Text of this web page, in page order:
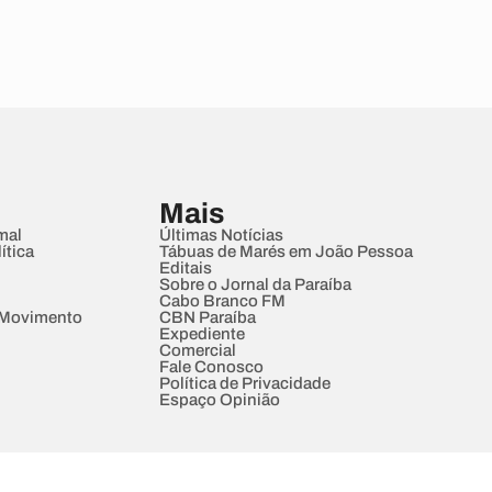
Mais
Últimas Notícias
Tábuas de Marés em João Pessoa
Editais
Sobre o Jornal da Paraíba
Cabo Branco FM
CBN Paraíba
Expediente
Comercial
Fale Conosco
Política de Privacidade
Espaço Opinião